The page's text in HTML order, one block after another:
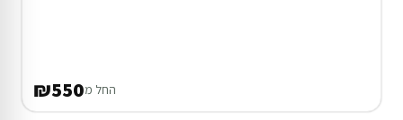
החל מ₪550